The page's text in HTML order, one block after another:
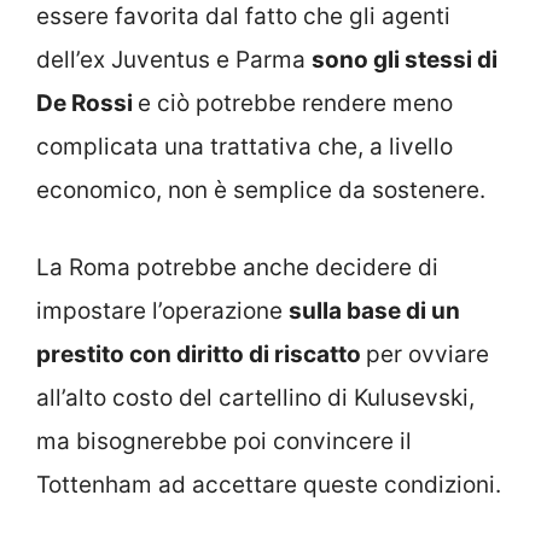
essere favorita dal fatto che gli agenti
dell’ex Juventus e Parma sono gli stessi di
De Rossi e ciò potrebbe rendere meno
complicata una trattativa che, a livello
economico, non è semplice da sostenere.
La Roma potrebbe anche decidere di
impostare l’operazione sulla base di un
prestito con diritto di riscatto per ovviare
all’alto costo del cartellino di Kulusevski,
ma bisognerebbe poi convincere il
Tottenham ad accettare queste condizioni.